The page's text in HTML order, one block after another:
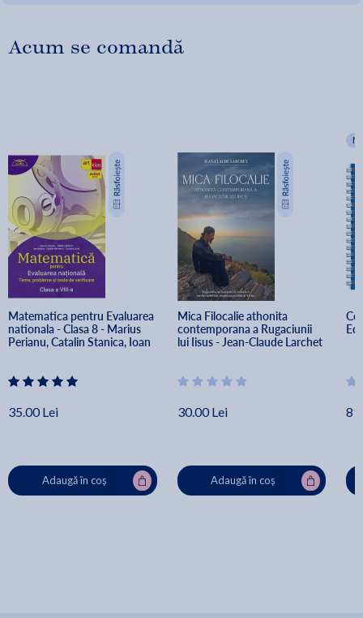
Acum se comandă
Matematica pentru Evaluarea
nationala - Clasa 8 - Marius
Perianu, Catalin Stanica, Ioan
35.00 Lei
Adaugă în coș
Mica Filocalie athonita
contemporana a Rugaciunii
lui Iisus - Jean-Claude Larchet
30.00 Lei
Adaugă în coș